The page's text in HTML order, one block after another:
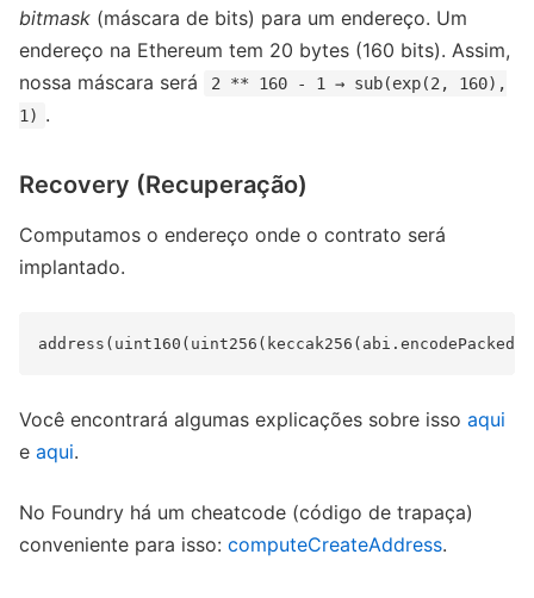
bitmask (máscara de bits) para um endereço. Um
endereço na Ethereum tem 20 bytes (160 bits). Assim,
nossa máscara será
2 ** 160 - 1 → sub(exp(2, 160),
1) .
Recovery (Recuperação)
Computamos o endereço onde o contrato será
implantado.
Você encontrará algumas explicações sobre isso aqui
e aqui.
No Foundry há um cheatcode (código de trapaça)
conveniente para isso: computeCreateAddress.